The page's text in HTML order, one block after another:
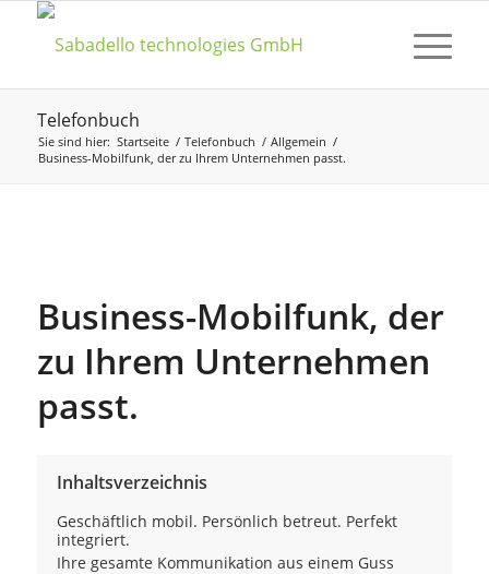
Telefonbuch
Sie sind hier: Startseite / Telefonbuch / Allgemein /
Business-Mobilfunk, der zu Ihrem Unternehmen passt.
Business-Mobilfunk, der
zu Ihrem Unternehmen
passt.
Inhaltsverzeichnis
Geschäftlich mobil. Persönlich betreut. Perfekt
integriert.
Ihre gesamte Kommunikation aus einem Guss